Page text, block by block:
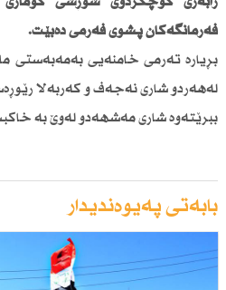
فەرمانگەكان پشوی فەرمی دەبێت.
بڕیارە تەرمی خامنەیی بەمەبەستی
لەهەردو شاری نەجەف و كەربەلا
ببرێتەوە شاری مەشهەدو لەوێ بە
بابەتی پەیوەندیدار